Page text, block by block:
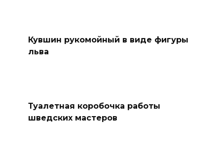
Кувшин рукомойный в виде фигуры
льва
Туалетная коробочка работы
шведских мастеров